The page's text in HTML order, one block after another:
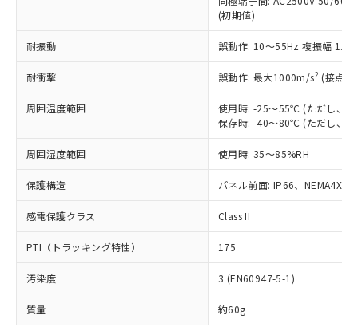
(初期値)
耐振動 誤動作: 10～55Hz 複振幅
耐衝撃 誤動作: 最大1000m/s2 (接点
周囲温度範囲
使用時: -25～55℃ (ただし、氷
保存時: -40～80℃ (ただし、氷
周囲湿度範囲 使用時: 35～85%RH
保護構造 パネル前面: IP66、NEMA4X,
感電保護クラス Class II
PTI（トラッキング特性） 175
汚染度 3 (EN60947-5-1)
質量 約60g
在庫状況および標準価格照会結果は、
記載している更新日時点での社内デー
タに基づき作成されるものであり、閲
覧された時点での実際の在庫および標
準価格とは異なる場合があることをご
正式な納期状況および標準価格はお客
様のお取引先、またはお客様担当のオ
ムロン制御機器販売店・当社販売員に
オムロン制御機器販売店や当社販売拠
販売ネットワーク
」をご確認
在庫状況および標準価格結果を当社の
事前の承諾なく第三者に漏洩または開
示しないようお願いします。
マイパーツ機能（部品リスト作成サー
ビス）をご利用いただくには、I-Web
メンバーズにご登録されている必要が
あります。
鉛(Pb) 1000ppm以下、 水銀(Hg) 1000ppm以下、 カド
類(PBB) 1000ppm以下、ポリ臭化ジフェニルエーテル類
(PBDE) 1000ppm以下、フタル酸ビス(2-エチルヘキシ
ル) (DEHP)(別名：DOP) 1000ppm以下、フタル酸ブチ
ルベンジル（BBP） 1000ppm以下、フタル酸ジブチル
（DBP） 1000ppm以下、フタル酸ジイソブチル
但し、RoHS指令で産業用監視および制御機器に対する
図的な使用がないことを確認しています。
部品在庫の切り替え状況などにより、予定
月が前後することがあります。
*中国RoHS10物質の基準値 (GB/T26572)：
Pb(鉛) :1000ppm、 Hg(水銀) : 1000ppm、 Cd(カドミウ
Cr(Ⅵ)(六価クロム) : 1000ppm、 PBBs(ポリ臭化ビフェ
ニル類) : 1000ppm、 PBDEs(ポリ臭化ジフェニルエーテ
ル類) : 1000ppm、
DBP(フタル酸ジブチル) : 1000ppm、 DIBP(フタル酸ジ
イソブチル) : 1000ppm、 BBP(フタル酸ブチルベンジ
DEHP(フタル酸ビス(2-エチルヘキシル)) : 1000ppm
「ｅ」：有害物質（10物質）のすべてが基
準値以下であることを示します。
「10」：通常の使用状況下において有害物
質が外部に漏えいし、環境に深刻な影響を
及ぼさない年数を意味します。
「－」：未確認です。当社販売部門へお問
（以下｢規制貨物等」という）を輸出
または国外への提供する場合は、日本
国政府の輸出許可(または役務取引許
可)を取得するなどの必要な手続きを
当社は規制貨物を破棄する場合は、完
全に破砕するなど、違法に輸出されな
いよう必要な手段を講じます。
当社は貴社製品を、核兵器、ミサイ
ル、化学兵器、生物兵器またはその他
武器並びにこれらの製造装置等に一切
当社は、貴社製品を第三者に販売する
場合は、上記1、2および3の内容を当
該第三者に通知します。また当社は、
販売先および販売に係わる関係者が違
法に輸出するおそれがある場合は、取
り引きをいたしません。
一定数以上の在庫あり
一定数には満たないが在庫あり
在庫なし(最新の在庫状況につ
いては、お客様のお取引先、ま
たはお客様担当のオムロン制御
機器販売店・当社販売員にご確
認ください)
受注生産機種、また在庫状況の
情報を公開していない機種